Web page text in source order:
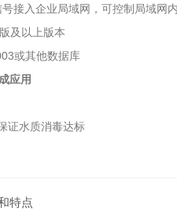
接入企业局域网，可控制局域网
及以上版本
或其他数据库
应用
证水质消毒达标
特点